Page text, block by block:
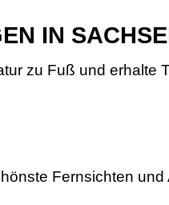
IN
zu Fuß und erhalte
Fernsichten und